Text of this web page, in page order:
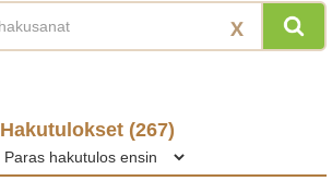
X
Hakutulokset (267)